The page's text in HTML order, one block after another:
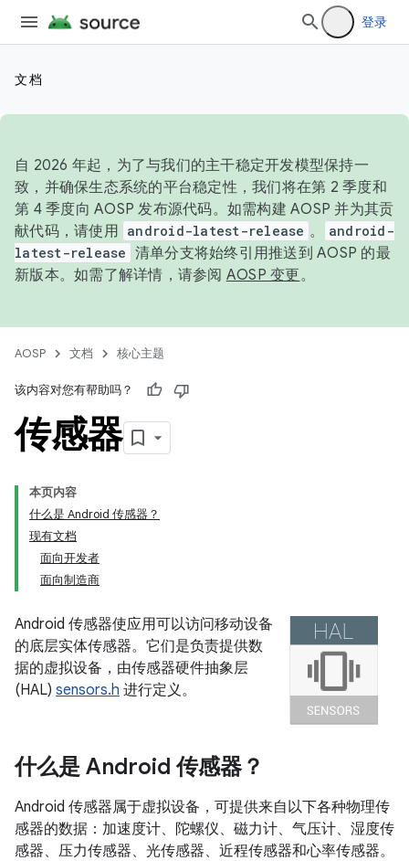
登录
文档
自 2026 年起，为了与我们的主干稳定开发模型保持一
致，并确保生态系统的平台稳定性，我们将在第 2 季度和
第 4 季度向 AOSP 发布源代码。如需构建 AOSP 并为其贡
献代码，请使用 android-latest-release 。
android-
latest-release 清单分支将始终引用推送到 AOSP 的最
新版本。如需了解详情，请参阅 AOSP 变更。
AOSP 文档 核心主题
该内容对您有帮助吗？
传感器
本页内容
什么是 Android 传感器？
现有文档
面向开发者
面向制造商
Android 传感器使应用可以访问移动设备
的底层实体传感器。它们是负责提供数
据的虚拟设备，由传感器硬件抽象层
(HAL) sensors.h 进行定义。
什么是 Android 传感器？
Android 传感器属于虚拟设备，可提供来自以下各种物理传
感器的数据：加速度计、陀螺仪、磁力计、气压计、湿度传
感器、压力传感器、光传感器、近程传感器和心率传感器。